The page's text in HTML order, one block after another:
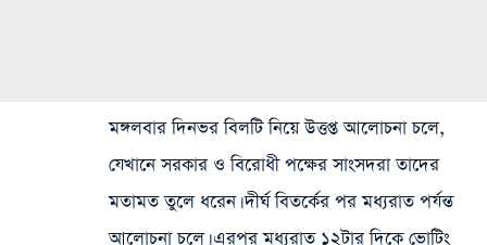
মঙ্গলবার দিনভর বিলটি নিয়ে উত্তপ্ত আলোচনা চলে,
যেখানে সরকার ও বিরোধী পক্ষের সাংসদরা তাদের
মতামত তুলে ধরেন। দীর্ঘ বিতর্কের পর মধ্যরাত পর্যন্ত
আলোচনা চলে। এরপর মধ্যরাত ১২টার দিকে ভোটিং